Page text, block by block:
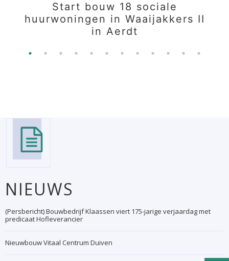
Start bouw 18 sociale
huurwoningen in Waaijakkers II
in Aerdt
NIEUWS
(Persbericht) Bouwbedrijf Klaassen viert 175-jarige verjaardag met
predicaat Hofleverancier
Nieuwbouw Vitaal Centrum Duiven